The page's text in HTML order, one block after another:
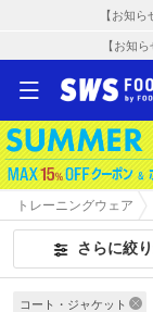
【お知
【お知
トレーニングウェア
さらに絞
コート・ジャケット